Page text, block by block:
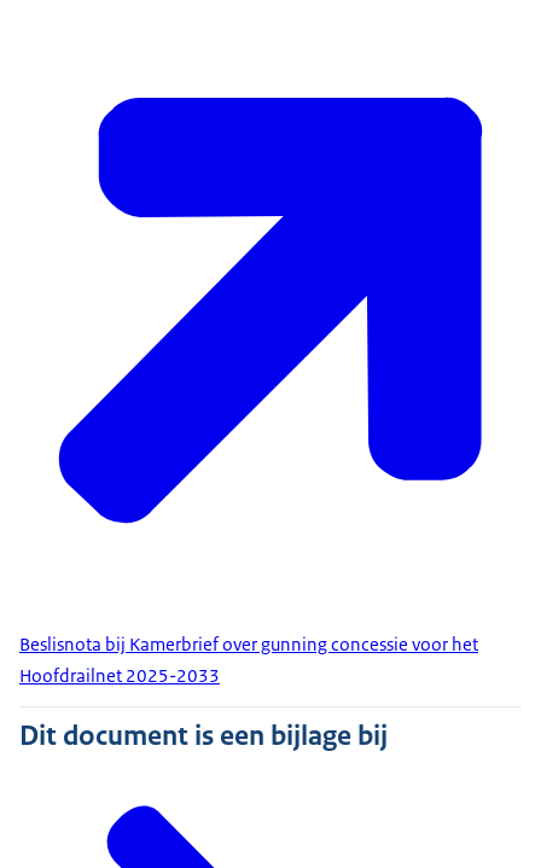
Beslisnota bij Kamerbrief over gunning concessie voor het
Hoofdrailnet 2025-2033
Dit document is een bijlage bij